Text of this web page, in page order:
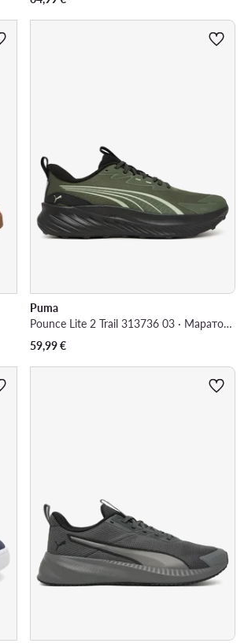
Puma
Pounce Lite 2 Trail 313736 03 · Маратонки за бягане
59,99€